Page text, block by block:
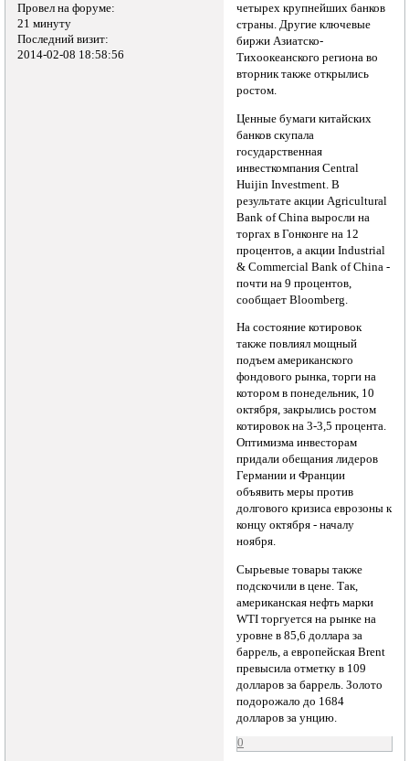
Провел на форуме:
21 минуту
Последний визит:
2014-02-08 18:58:56
четырех крупнейших банков
страны. Другие ключевые
биржи Азиатско-
Тихоокеанского региона во
вторник также открылись
ростом.
Ценные бумаги китайских
банков скупала
государственная
инвесткомпания Central
Huijin Investment. В
результате акции Agricultural
Bank of China выросли на
торгах в Гонконге на 12
процентов, а акции Industrial
& Commercial Bank of China -
почти на 9 процентов,
сообщает Bloomberg.
На состояние котировок
также повлиял мощный
подъем американского
фондового рынка, торги на
котором в понедельник, 10
октября, закрылись ростом
котировок на 3-3,5 процента.
Оптимизма инвесторам
придали обещания лидеров
Германии и Франции
объявить меры против
долгового кризиса еврозоны к
концу октября - началу
ноября.
Сырьевые товары также
подскочили в цене. Так,
американская нефть марки
WTI торгуется на рынке на
уровне в 85,6 доллара за
баррель, а европейская Brent
превысила отметку в 109
долларов за баррель. Золото
подорожало до 1684
долларов за унцию.
0